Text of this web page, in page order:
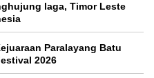
laga, Timor Leste
Paralayang Batu
2026